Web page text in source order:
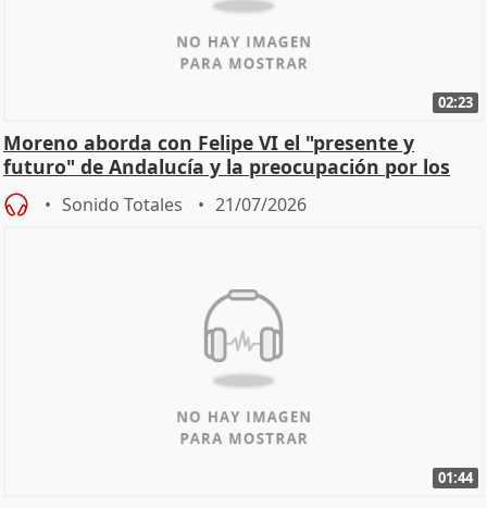
02:23
Moreno aborda con Felipe VI el "presente y
futuro" de Andalucía y la preocupación por los
incendios
Sonido Totales 21/07/2026
01:44